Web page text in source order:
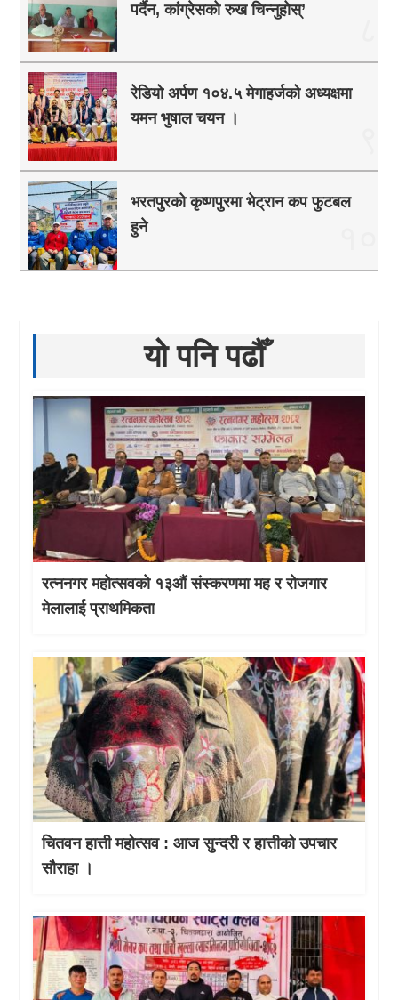
पर्दैन, कांग्रेसको रुख चिन्नुहोस्’
रेडियो अर्पण १०४.५ मेगाहर्जको अध्यक्षमा
यमन भुषाल चयन ।
भरतपुरको कृष्णपुरमा भेट्रान कप फुटबल
हुने
यो पनि पढौँ
रत्ननगर महोत्सवको १३औं संस्करणमा मह र रोजगार
मेलालाई प्राथमिकता
चितवन हात्ती महाेत्सव : आज सुन्दरी र हात्तीको उपचार
साैराहा ।